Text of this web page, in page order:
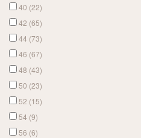
40 (22)
42 (65)
44 (73)
46 (67)
48 (43)
50 (23)
52 (15)
54 (9)
56 (6)